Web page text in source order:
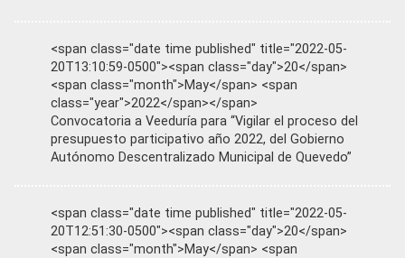
<span class="date time published" title="2022-05-
20T13:10:59-0500"><span class="day">20</span>
<span class="month">May</span> <span
class="year">2022</span></span>
Convocatoria a Veeduría para “Vigilar el proceso del
presupuesto participativo año 2022, del Gobierno
Autónomo Descentralizado Municipal de Quevedo”
<span class="date time published" title="2022-05-
20T12:51:30-0500"><span class="day">20</span>
<span class="month">May</span> <span